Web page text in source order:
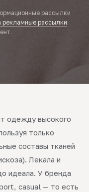
рассылки
рекламные рассылки.
одежду высокого
только
составы тканей
Лекала и
идеала. У бренда
casual — то есть